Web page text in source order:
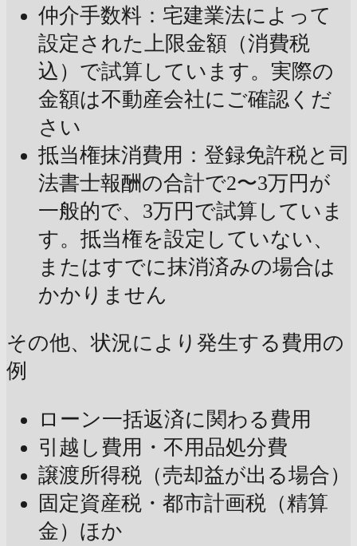
仲介手数料：宅建業法によって
設定された上限金額（消費税
込）で試算しています。実際の
金額は不動産会社にご確認くだ
さい
抵当権抹消費用：登録免許税と司
法書士報酬の合計で2〜3万円が
一般的で、3万円で試算していま
す。抵当権を設定していない、
またはすでに抹消済みの場合は
かかりません
その他、状況により発生する費用の
例
ローン一括返済に関わる費用
引越し費用・不用品処分費
譲渡所得税（売却益が出る場合）
固定資産税・都市計画税（精算
金）ほか